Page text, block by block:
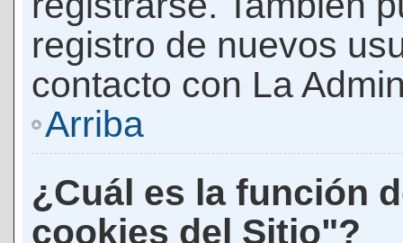
registro de nuevos
contacto con La
Arriba
¿Cuál es la función
cookies del Sitio"?